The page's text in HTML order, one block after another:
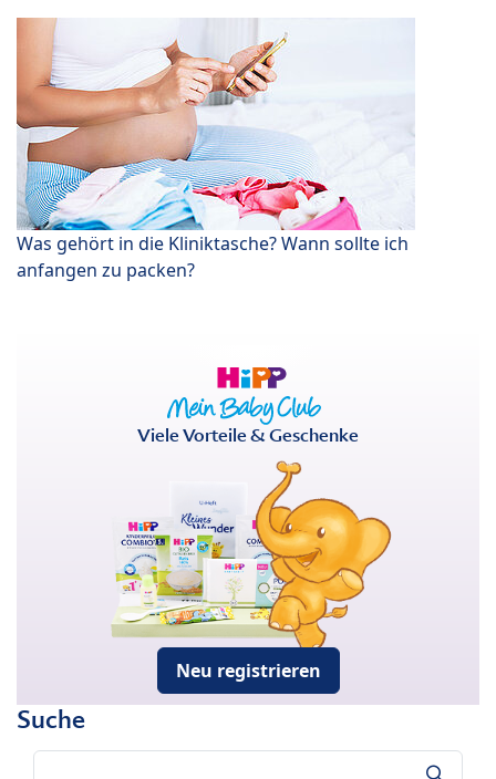
Was gehört in die Kliniktasche? Wann sollte ich
anfangen zu packen?
Viele Vorteile & Geschenke
Neu registrieren
Suche